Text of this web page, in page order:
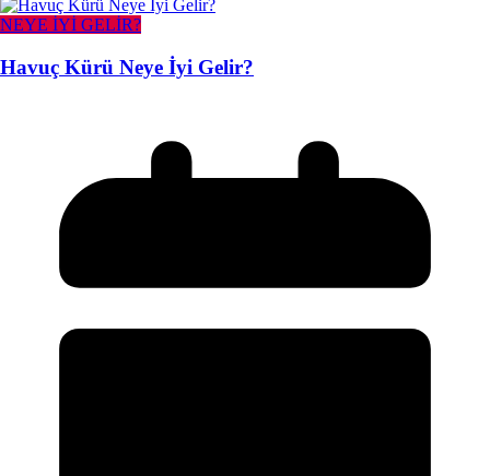
NEYE İYİ GELİR?
Havuç Kürü Neye İyi Gelir?